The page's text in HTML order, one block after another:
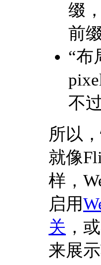
缀
前缀
“布
不
所以
就像
样，
启用
关 ，
来展